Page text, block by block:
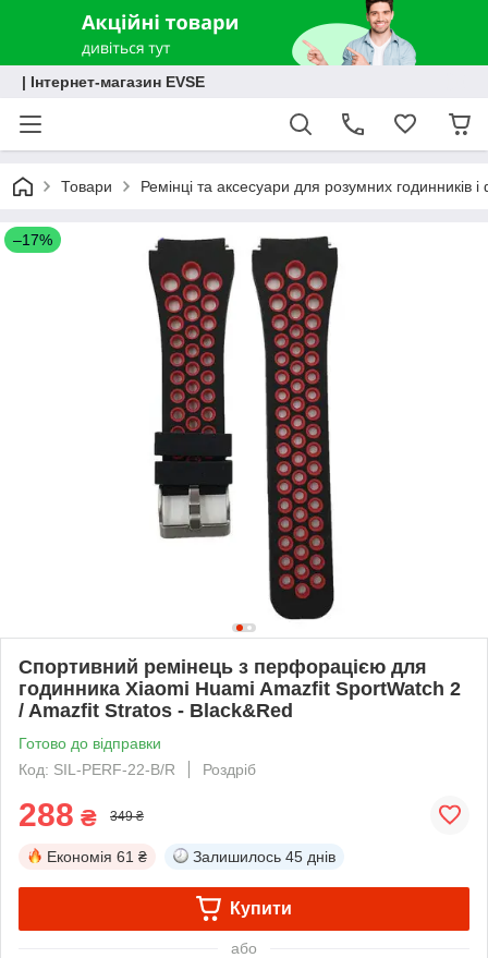
| Інтернет-магазин EVSE
Товари Ремінці та аксесуари для розумних годинників і
–17%
Спортивний ремінець з перфорацією для
годинника Xiaomi Huami Amazfit SportWatch 2
/ Amazfit Stratos - Black&Red
Готово до відправки
Код: SIL-PERF-22-B/R
Роздріб
288 ₴ 349 ₴
Економія 61 ₴ Залишилось 45 днів
Купити
або